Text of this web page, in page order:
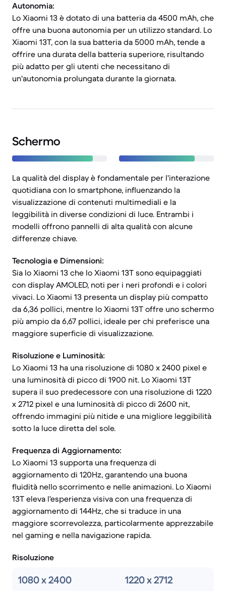
Autonomia:
Lo Xiaomi 13 è dotato di una batteria da 4500 mAh, che
offre una buona autonomia per un utilizzo standard. Lo
Xiaomi 13T, con la sua batteria da 5000 mAh, tende a
offrire una durata della batteria superiore, risultando
più adatto per gli utenti che necessitano di
un'autonomia prolungata durante la giornata.
Schermo
La qualità del display è fondamentale per l'interazione
quotidiana con lo smartphone, influenzando la
visualizzazione di contenuti multimediali e la
leggibilità in diverse condizioni di luce. Entrambi i
modelli offrono pannelli di alta qualità con alcune
differenze chiave.
Tecnologia e Dimensioni:
Sia lo Xiaomi 13 che lo Xiaomi 13T sono equipaggiati
con display AMOLED, noti per i neri profondi e i colori
vivaci. Lo Xiaomi 13 presenta un display più compatto
da 6,36 pollici, mentre lo Xiaomi 13T offre uno schermo
più ampio da 6,67 pollici, ideale per chi preferisce una
maggiore superficie di visualizzazione.
Risoluzione e Luminosità:
Lo Xiaomi 13 ha una risoluzione di 1080 x 2400 pixel e
una luminosità di picco di 1900 nit. Lo Xiaomi 13T
supera il suo predecessore con una risoluzione di 1220
x 2712 pixel e una luminosità di picco di 2600 nit,
offrendo immagini più nitide e una migliore leggibilità
sotto la luce diretta del sole.
Frequenza di Aggiornamento:
Lo Xiaomi 13 supporta una frequenza di
aggiornamento di 120Hz, garantendo una buona
fluidità nello scorrimento e nelle animazioni. Lo Xiaomi
13T eleva l'esperienza visiva con una frequenza di
aggiornamento di 144Hz, che si traduce in una
maggiore scorrevolezza, particolarmente apprezzabile
nel gaming e nella navigazione rapida.
Risoluzione
1080 x 2400 1220 x 2712